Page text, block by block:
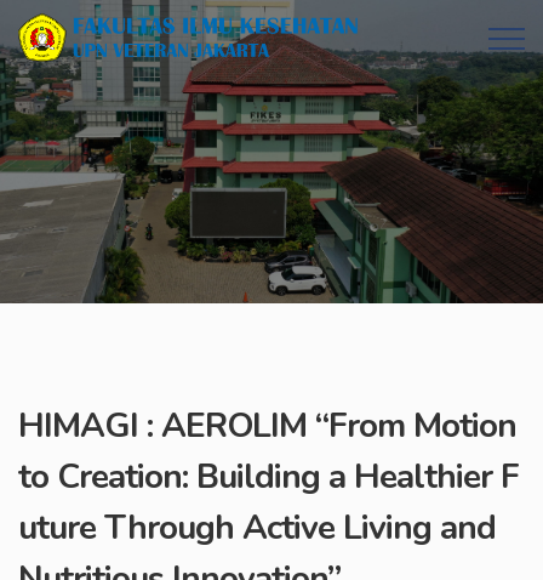
HIMAGI : AEROLIM “From Motion
to Creation: Building a Healthier F
uture Through Active Living and